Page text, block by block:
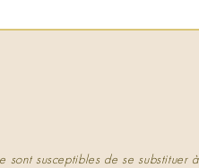
susceptibles de se substituer